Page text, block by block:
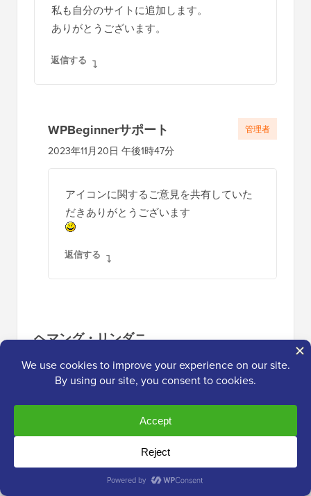
私も自分のサイトに追加します。
ありがとうございます。
返信する
WPBeginnerサポート
2023年11月20日 午後1時47分
アイコンに関するご意見を共有していた
だきありがとうございます
返信する
管理者
ヘマング・リンダニ
2015年11月16日 午前10:52
素晴らしい記事です。コンテンツが期待を満
たしていれば、ユーザーはウェブサイトに滞
在します。ウェブサイトを最新の状態に保つ
のに役立つCMSを使用することは重要で
す。WordPressは、ウェブサイト全体を管理